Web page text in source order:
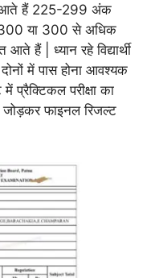
आते हैं 225-299 अंक
300 या 300 से अधिक
आते हैं | ध्यान रहे विद्यार्थी
दोनों में पास होना आवश्यक
प्रैक्टिकल परीक्षा का
जोड़कर फाइनल रिजल्ट